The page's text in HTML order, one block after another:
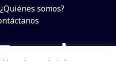
¿Quiénes somos?
Telegram
YouTube
TikTok